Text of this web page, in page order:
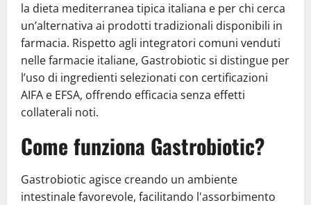
la dieta mediterranea tipica italiana e per chi cerca
un’alternativa ai prodotti tradizionali disponibili in
farmacia. Rispetto agli integratori comuni venduti
nelle farmacie italiane, Gastrobiotic si distingue per
l’uso di ingredienti selezionati con certificazioni
AIFA e EFSA, offrendo efficacia senza effetti
collaterali noti.
Come funziona Gastrobiotic?
Gastrobiotic agisce creando un ambiente
intestinale favorevole, facilitando l'assorbimento